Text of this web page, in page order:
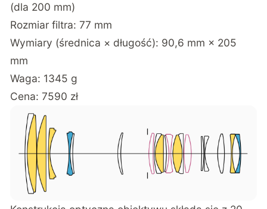
(dla 200 mm)
Rozmiar filtra: 77 mm
Wymiary (średnica × długość): 90,6 mm × 205
mm
Waga: 1345 g
Cena: 7590 zł